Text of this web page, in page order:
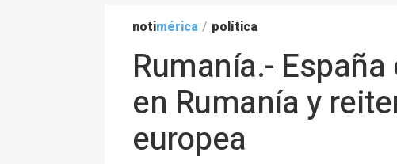
notimérica / política
Rumanía.-
en Rumanía y
europea